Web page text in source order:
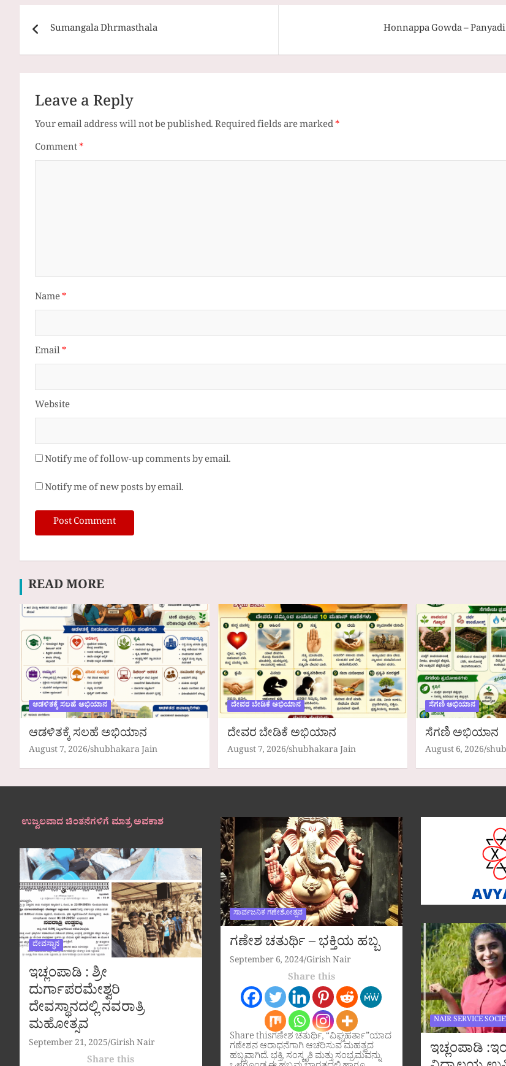
Post
navigation
Sumangala Dhrmasthala Honnappa Gowda – Panyadi
Leave a Reply
Your email address will not be published.Required fields are marked*
Comment*
Name*
Email*
Website
Notify me of follow-up comments by email.
Notify me of new posts by email.
READ MORE
ಆಡಳಿತಕ್ಕೆ ಸಲಹೆ ಅಭಿಯಾನ
ಆಡಳಿತಕ್ಕೆ ಸಲಹೆ ಅಭಿಯಾನ
August 7, 2026 shubhakara Jain
ದೇವರ ಬೇಡಿಕೆ ಅಭಿಯಾನ
ದೇವರ ಬೇಡಿಕೆ ಅಭಿಯಾನ
August 7, 2026shubhakara Jain
ಸೆಗಣಿ ಅಭಿಯಾನ
ಸೆಗಣಿ ಅಭಿಯಾನ
August 6, 2026
ಉಜ್ವಲವಾದ ಚಿಂತನೆಗಳಿಗೆ ಮಾತ್ರ ಅವಕಾಶ
ದೇವಸ್ಥಾನ
ಇಚ್ಲಂಪಾಡಿ : ಶ್ರೀ
ದುರ್ಗಾಪರಮೇಶ್ವರಿ
ದೇವಸ್ಥಾನದಲ್ಲಿ ನವರಾತ್ರಿ
ಮಹೋತ್ಸವ
September 21, 2025 Girish Nair
Share this
ಸಾರ್ವಜನಿಕ ಗಣೇಶೋತ್ಸವ
ಗಣೇಶ ಚತುರ್ಥಿ – ಭಕ್ತಿಯ ಹಬ್ಬ
September 6, 2024Girish Nair
Share this
Share thisಗಣೇಶ ಚತುರ್ಥಿ, “ವಿಘ್ನಹರ್ತಾ”ಯಾದ
ಗಣೇಶನ ಆರಾಧನೆಗಾಗಿ ಆಚರಿಸುವ ಮಹತ್ವದ
ಹಬ್ಬವಾಗಿದೆ. ಭಕ್ತಿ, ಸಂಸ್ಕೃತಿ ಮತ್ತು ಸಂಭ್ರಮವನ್ನು
NAIR SERVICE
ಇಚ್ಲಂಪಾಡಿ